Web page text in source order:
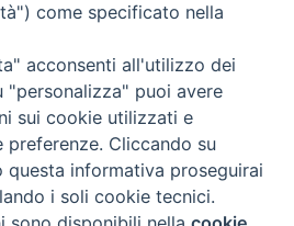
- Tutti i diritti riservati - Vita
Torna
come specificato nella
acconsenti all'utilizzo dei
"personalizza" puoi avere
sui cookie utilizzati e
preferenze. Cliccando su
informativa proseguirai
i soli cookie tecnici.